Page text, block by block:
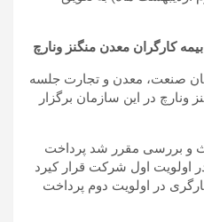
صنعت، معدن و تجارت جلسه
در این سازمان برگزار
و بررسی مقرر شد پرداخت
اولویت اول شرکت قرار کیرد
در اولویت دوم پرداخت